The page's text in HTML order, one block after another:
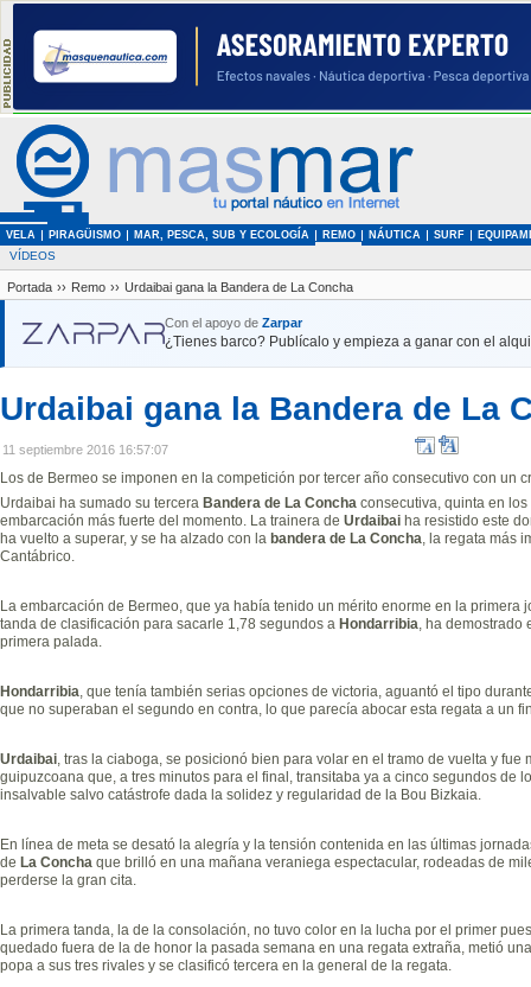
VELA PIRAGÜISMO MAR, PESCA, SUB Y ECOLOGÍA REMO NÁUTICA SURF
VÍDEOS
Portada ›› Remo ›› Urdaibai gana la Bandera de La Concha
Con el apoyo de Zarpar
¿Tienes barco? Publícalo y empieza a ganar con el
Urdaibai gana la Bandera de La
11 septiembre 2016 16:57:07
Los de Bermeo se imponen en la competición por tercer año consecutivo con un
Urdaibai ha sumado su tercera Bandera de La Concha consecutiva, quinta en
embarcación más fuerte del momento. La trainera de Urdaibai ha resistido este
ha vuelto a superar, y se ha alzado con la bandera de La Concha, la regata más
Cantábrico.
La embarcación de Bermeo, que ya había tenido un mérito enorme en la primera
tanda de clasificación para sacarle 1,78 segundos a Hondarribia, ha demostrado
primera palada.
Hondarribia, que tenía también serias opciones de victoria, aguantó el tipo
que no superaban el segundo en contra, lo que parecía abocar esta regata a un
Urdaibai, tras la ciaboga, se posicionó bien para volar en el tramo de vuelta y fue
guipuzcoana que, a tres minutos para el final, transitaba ya a cinco segundos de
insalvable salvo catástrofe dada la solidez y regularidad de la Bou Bizkaia.
En línea de meta se desató la alegría y la tensión contenida en las últimas
de La Concha que brilló en una mañana veraniega espectacular, rodeadas de
perderse la gran cita.
La primera tanda, la de la consolación, no tuvo color en la lucha por el primer
quedado fuera de la de honor la pasada semana en una regata extraña, metió
popa a sus tres rivales y se clasificó tercera en la general de la regata.